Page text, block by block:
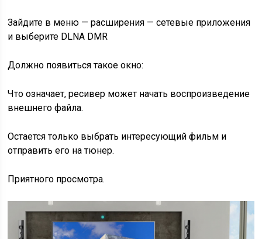
Зайдите в меню — расширения — сетевые приложения
и выберите DLNA DMR
Должно появиться такое окно:
Что означает, ресивер может начать воспроизведение
внешнего файла.
Остается только выбрать интересующий фильм и
отправить его на тюнер.
Приятного просмотра.